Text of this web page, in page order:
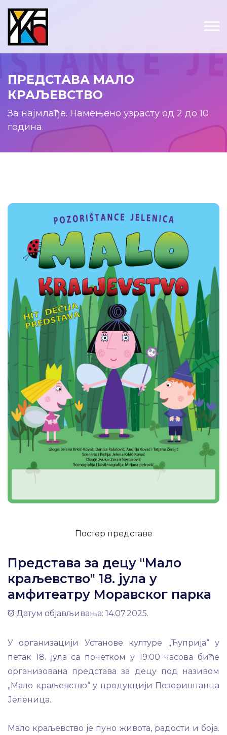
ПРЕДСТАВА МАЛО
КРАЉЕВСТВО
За најмлађе. Намењено узрасту од 2 до 10
година.
Постер представе
Представа за децу "Мало
краљевство" 18. јула у
амфитеатру Моравског парка
Датум објављивања: 14.07.2025.
У организацији Установе културе „Ћуприја“ у
петак 18. јула са почетком у 19:00 часова биће
организована представа за децу под називом
„Мало краљевство“ у продукцији Позориштанца
Јеленица.
Мало краљевство је пуно живота, радости и боја.